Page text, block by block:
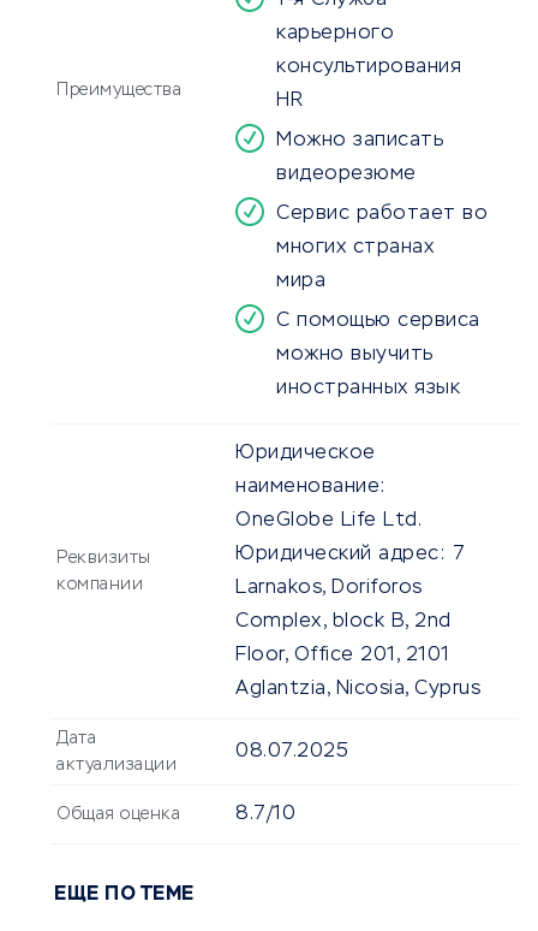
Преимущества
карьерного
консультирования
HR
Можно записать
видеорезюме
Сервис работает во
многих странах
мира
С помощью сервиса
можно выучить
иностранных язык
Реквизиты
компании
Юридическое
наименование:
OneGlobe Life Ltd.
Юридический адрес:
7
Larnakos, Doriforos
Complex, block B, 2nd
Floor, Office 201, 2101
Aglantzia, Nicosia, Cyprus
Дата
актуализации
08.07.2025
Общая оценка 8.7/10
ЕЩЕ ПО ТЕМЕ